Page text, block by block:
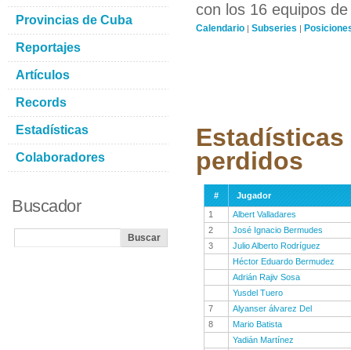
con los 16 equipos
Calendario | Subseries |
perdidos
#
Jugador
1
Albert Valladares
2
José Ignacio Bermudes
3
Julio Alberto Rodríguez
Héctor Eduardo Bermudez
Adrián Rajiv Sosa
Yusdel Tuero
7
Alyanser álvarez Del
8
Mario Batista
Yadián Martínez
Provincias de Cuba
Reportajes
Artículos
Records
Estadísticas
Colaboradores
Buscador